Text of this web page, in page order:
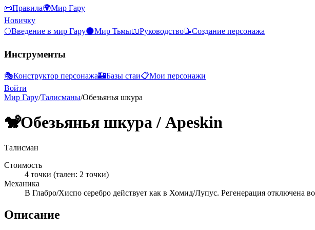
📜Правила🌍Мир Гару
Новичку
🌕Введение в мир Гару🌑Мир Тьмы📖Руководство📝Создание персонажа
Инструменты
🎭Конструктор персонажа🏰Базы стаи📋Мои персонажи
Войти
Мир Гару/Талисманы/Обезьянья шкура
🐒Обезьянья шкура / Apeskin
Талисман
Стоимость
4 точки (тален: 2 точки)
Механика
В Глабро/Хиспо серебро действует как в Хомид/Лупус. Регенерация отключена
Описание